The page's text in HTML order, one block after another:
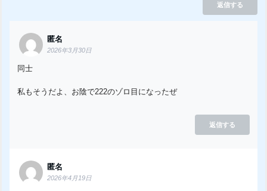
返信する
匿名
2026年3月30日
同士
私もそうだよ、お陰で222のゾロ目になったぜ
返信する
匿名
2026年4月19日